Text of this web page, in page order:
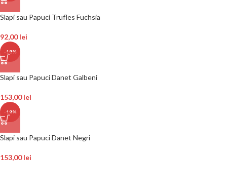
Slapi sau Papuci Trufles Fuchsia
92,00lei
-18%
Slapi sau Papuci Danet Galbeni
153,00lei
-18%
Slapi sau Papuci Danet Negri
153,00lei